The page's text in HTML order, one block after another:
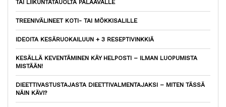
TAI LIIKUNTATAUOLTA PALAAVALLE
TREENIVÄLINEET KOTI- TAI MÖKKISALILLE
IDEOITA KESÄRUOKAILUUN + 3 RESEPTIVINKKIÄ
KESÄLLÄ KEVENTÄMINEN KÄY HELPOSTI – ILMAN LUOPUMISTA
MISTÄÄN!
DIEETTIVASTUSTAJASTA DIEETTIVALMENTAJAKSI – MITEN TÄSSÄ
NÄIN KÄVI?